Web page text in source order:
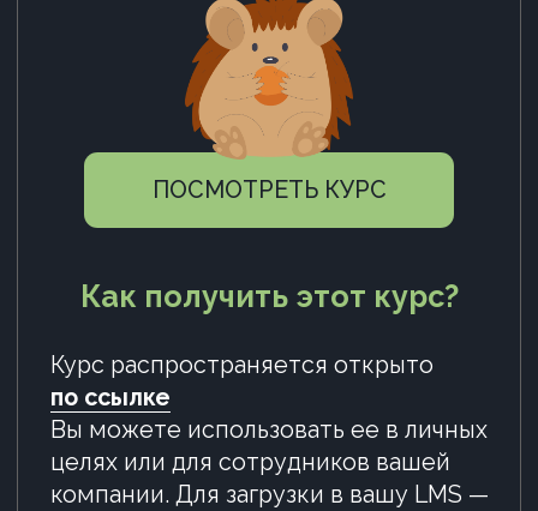
ООО «ЭКСКУРС-ПРОДАКШН»
+7 903 9111 903
info@ex-course.ru